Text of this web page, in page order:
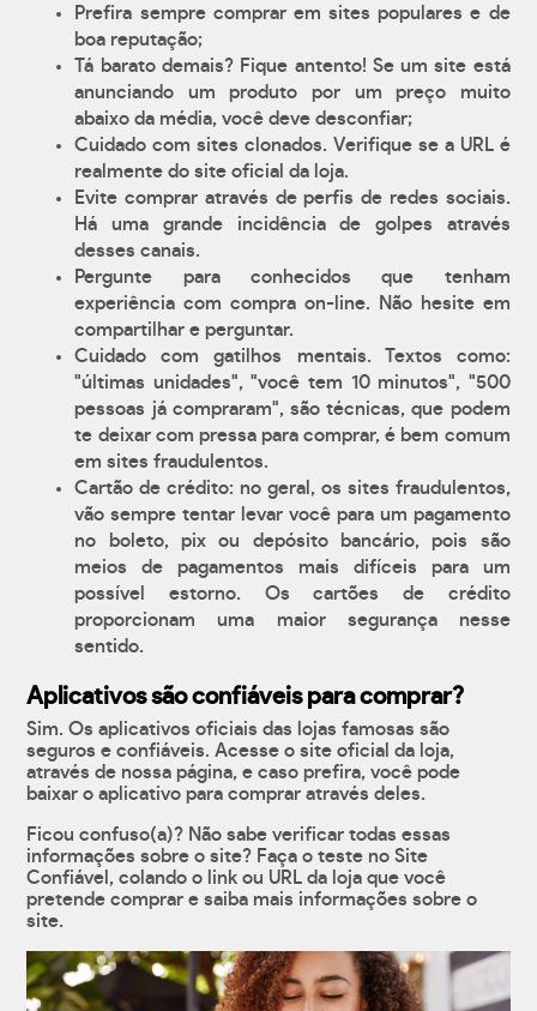
Prefira sempre comprar em sites populares e de
boa reputação;
Tá barato demais? Fique antento! Se um site está
anunciando um produto por um preço muito
abaixo da média, você deve desconfiar;
Cuidado com sites clonados. Verifique se a URL é
realmente do site oficial da loja.
Evite comprar através de perfis de redes sociais.
Há uma grande incidência de golpes através
desses canais.
Pergunte para conhecidos que tenham
experiência com compra on-line. Não hesite em
compartilhar e perguntar.
Cuidado com gatilhos mentais. Textos como:
"últimas unidades", "você tem 10 minutos", "500
pessoas já compraram", são técnicas, que podem
te deixar com pressa para comprar, é bem comum
em sites fraudulentos.
Cartão de crédito: no geral, os sites fraudulentos,
vão sempre tentar levar você para um pagamento
no boleto, pix ou depósito bancário, pois são
meios de pagamentos mais difíceis para um
possível estorno. Os cartões de crédito
proporcionam uma maior segurança nesse
sentido.
Aplicativos são confiáveis para comprar?
Sim. Os aplicativos oficiais das lojas famosas são
seguros e confiáveis. Acesse o site oficial da loja,
através de nossa página, e caso prefira, você pode
baixar o aplicativo para comprar através deles.
Ficou confuso(a)? Não sabe verificar todas essas
informações sobre o site? Faça o teste no Site
Confiável, colando o link ou URL da loja que você
pretende comprar e saiba mais informações sobre o
site.